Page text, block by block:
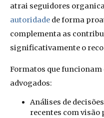
atrai seguidores
autoridade de forma
complementa as
significativamente o
Formatos que
advogados:
Análises de
recentes com visão